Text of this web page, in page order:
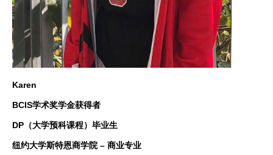
Karen
BCIS学术奖学金获得者
DP（大学预科课程）毕业生
纽约大学斯特恩商学院 – 商业专业